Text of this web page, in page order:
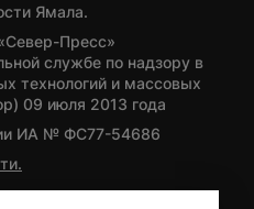
Ямала.
Пресс»
службе по надзору в
технологий и массовых
09 июля 2013 года
ИА № ФС77-54686